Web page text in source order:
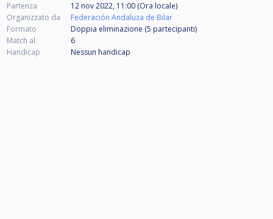
Partenza
12 nov 2022, 11:00 (Ora locale)
Organizzato da
Federación Andaluza de Bilar
Formato
Doppia eliminazione (5 partecipanti)
Match al
6
Handicap
Nessun handicap